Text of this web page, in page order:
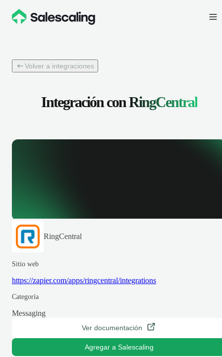
Volver a integraciones
Integración conRingCentral
RingCentral
Sitio web
https://zapier.com/apps/ringcentral/integrations
Categoría
Messaging
Ver documentación
Agregar a Salescaling